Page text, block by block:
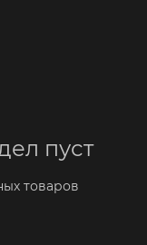
пуст
товаров